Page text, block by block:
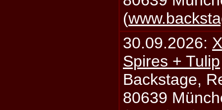
(
30.09.2026:
Spires + Tulip
Backstage,
80639